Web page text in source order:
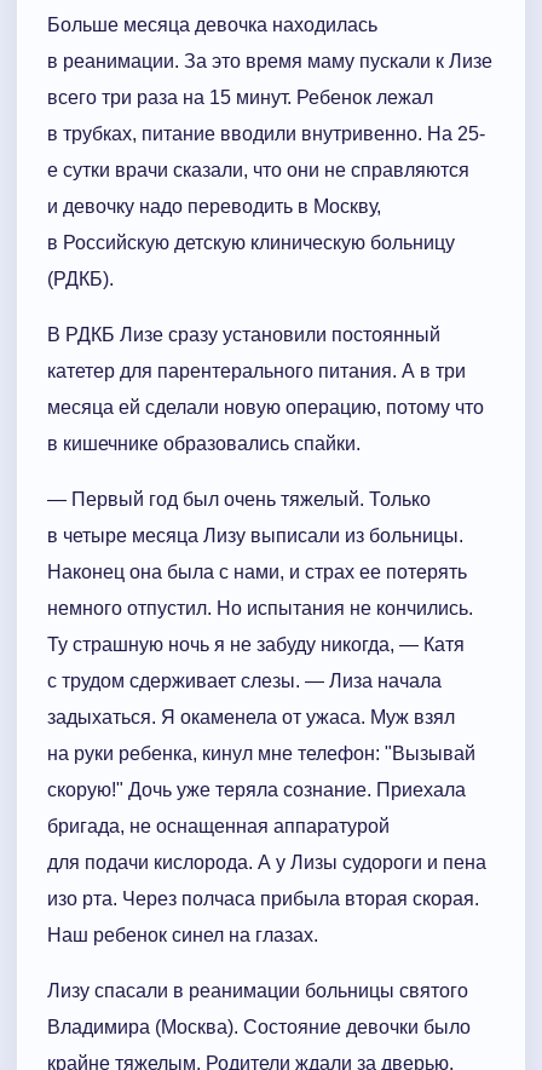
Больше месяца девочка находилась
в реанимации. За это время маму пускали к Лизе
всего три раза на 15 минут. Ребенок лежал
в трубках, питание вводили внутривенно. На 25-
е сутки врачи сказали, что они не справляются
и девочку надо переводить в Москву,
в Российскую детскую клиническую больницу
(РДКБ).
В РДКБ Лизе сразу установили постоянный
катетер для парентерального питания. А в три
месяца ей сделали новую операцию, потому что
в кишечнике образовались спайки.
— Первый год был очень тяжелый. Только
в четыре месяца Лизу выписали из больницы.
Наконец она была с нами, и страх ее потерять
немного отпустил. Но испытания не кончились.
Ту страшную ночь я не забуду никогда, — Катя
с трудом сдерживает слезы. — Лиза начала
задыхаться. Я окаменела от ужаса. Муж взял
на руки ребенка, кинул мне телефон: "Вызывай
скорую!" Дочь уже теряла сознание. Приехала
бригада, не оснащенная аппаратурой
для подачи кислорода. А у Лизы судороги и пена
изо рта. Через полчаса прибыла вторая скорая.
Наш ребенок синел на глазах.
Лизу спасали в реанимации больницы святого
Владимира (Москва). Состояние девочки было
крайне тяжелым. Родители ждали за дверью.